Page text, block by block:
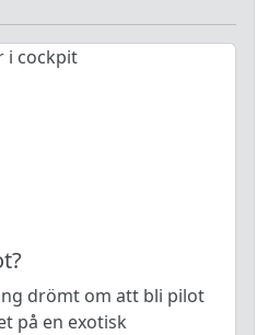
drömt om att bli pilot
på en exotisk